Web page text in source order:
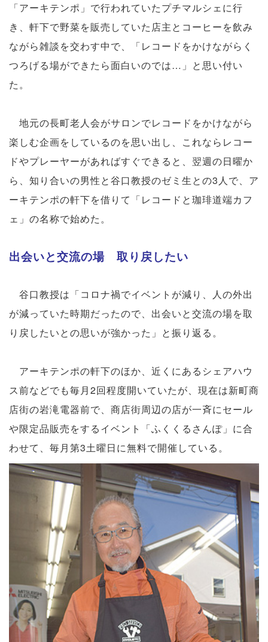
「アーキテンポ」で行われていたプチマルシェに行
き、軒下で野菜を販売していた店主とコーヒーを飲み
ながら雑談を交わす中で、「レコードをかけながらく
つろげる場ができたら面白いのでは…」と思い付い
た。
地元の長町老人会がサロンでレコードをかけながら
楽しむ企画をしているのを思い出し、これならレコー
ドやプレーヤーがあればすぐできると、翌週の日曜か
ら、知り合いの男性と谷口教授のゼミ生との3人で、ア
ーキテンポの軒下を借りて「レコードと珈琲道端カフ
ェ」の名称で始めた。
出会いと交流の場 取り戻したい
谷口教授は「コロナ禍でイベントが減り、人の外出
が減っていた時期だったので、出会いと交流の場を取
り戻したいとの思いが強かった」と振り返る。
アーキテンポの軒下のほか、近くにあるシェアハウ
ス前などでも毎月2回程度開いていたが、現在は新町商
店街の岩滝電器前で、商店街周辺の店が一斉にセール
や限定品販売をするイベント「ふくくるさんぽ」に合
わせて、毎月第3土曜日に無料で開催している。